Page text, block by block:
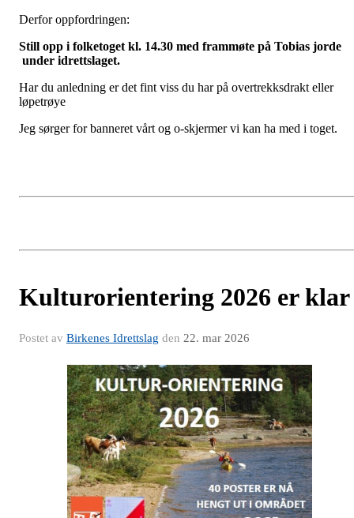
Derfor oppfordringen:
Still opp i folketoget kl. 14.30 med frammøte på Tobias jorde
under idrettslaget.
Har du anledning er det fint viss du har på overtrekksdrakt eller
løpetrøye
Jeg sørger for banneret vårt og o-skjermer vi kan ha med i toget.
Kulturorientering 2026 er klar
Postet av Birkenes Idrettslag den 22. mar 2026